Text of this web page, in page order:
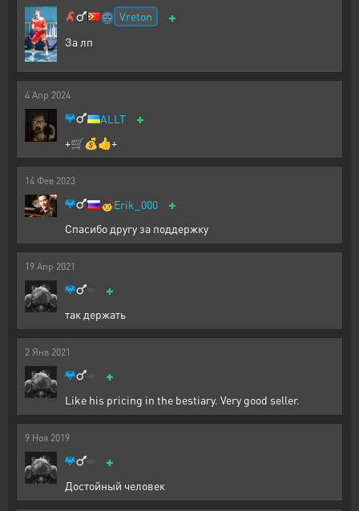
🌚 Vreton +
За лп
4 Апр 2024
ALLT +
+🛒💰👍+
14 Фев 2023
🧒Erik_000 +
Спасибо другу за поддержку
19 Апр 2021
+
так держать
2 Янв 2021
+
Like his pricing in the bestiary. Very good seller.
9 Ноя 2019
+
Достойный человек